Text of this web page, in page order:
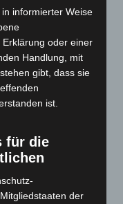
informierter Weise
oder einer
Handlung, mit
gibt, dass sie
ist.
für die
der